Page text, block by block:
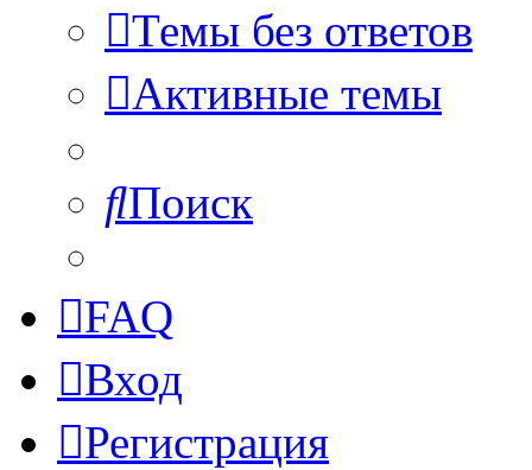
Темы без ответов
Активные темы
Поиск
FAQ
Вход
Регистрация